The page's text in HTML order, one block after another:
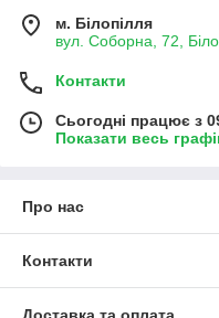
м. Білопілля
вул. Соборна, 72,
Контакти
Сьогодні працює з
Показати весь
Про нас
Контакти
Доставка та оплата